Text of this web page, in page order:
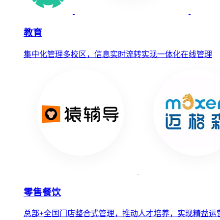
教育
集中化管理多校区，信息实时流转实现一体化在线管理
零售餐饮
总部+全国门店整合式管理，推动人才培养，实现精益运